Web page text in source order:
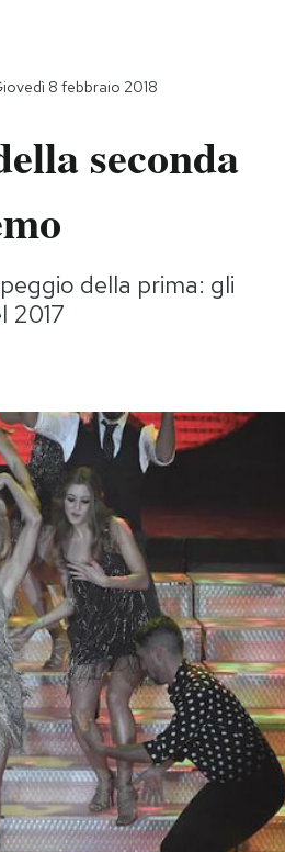
8 febbraio 2018
seconda
della prima: gli
2017